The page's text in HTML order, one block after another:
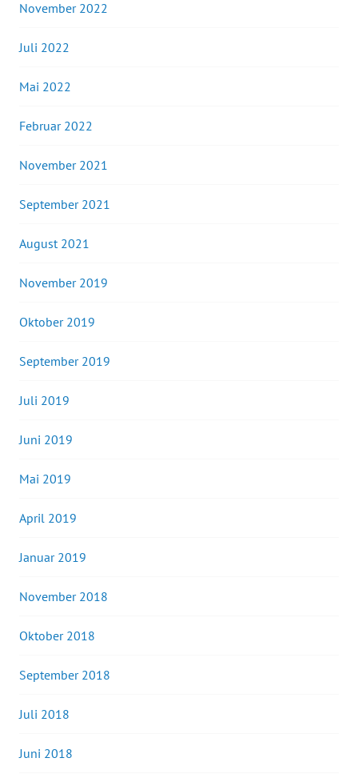
November 2022
Juli 2022
Mai 2022
Februar 2022
November 2021
September 2021
August 2021
November 2019
Oktober 2019
September 2019
Juli 2019
Juni 2019
Mai 2019
April 2019
Januar 2019
November 2018
Oktober 2018
September 2018
Juli 2018
Juni 2018